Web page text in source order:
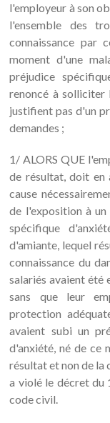
l'employeur à son
l'ensemble des
connaissance par
moment d'une
préjudice
renoncé à solliciter
justifient pas d'un
demandes ;
1/ ALORS QUE
de résultat, doit en
cause
de l'exposition à
spécifique
d'amiante, lequel
connaissance du
salariés avaient été
sans que leur
protection
avaient subi un
d'anxiété, né de ce
résultat et non de la
a violé le décret du
code civil.